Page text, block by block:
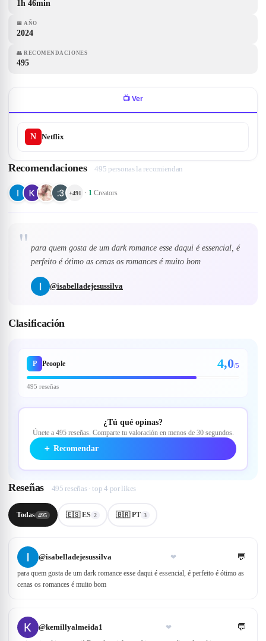
1h 46min
📅 AÑO
2024
👥 RECOMENDACIONES
495
📺 Ver
N Netflix
Recomendaciones 495 personas la recomiendan
+491 · 1 Creators
" para quem gosta de um dark romance esse daqui é essencial, é
perfeito é ótimo as cenas os romances é muito bom
@isabelladejesussilva
Clasificación
P Peoople 4,0/5
495 reseñas
¿Tú qué opinas?
Únete a 495 reseñas. Comparte tu valoración en menos de 30 segundos.
＋ Recomendar
Reseñas 495 reseñas · top 4 por likes
Todas 495 🇪🇸 ES 2 🇧🇷 PT 3
@isabelladejesussilva ❤ 💬
para quem gosta de um dark romance esse daqui é essencial, é perfeito é ótimo as
cenas os romances é muito bom
@kemillyalmeida1 ❤ 💬